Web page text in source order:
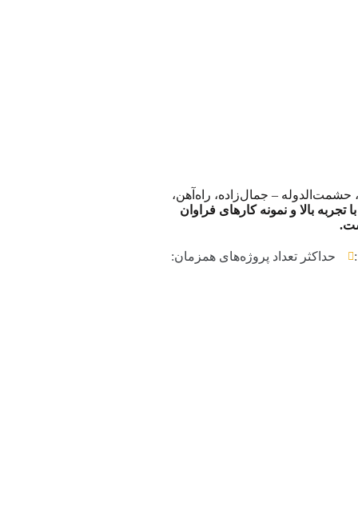
حشمت‌الدوله – جمال‌زاده، راه‌آهن،
تجربه بالا و نمونه کارهای فراوان
حداکثر تعداد پروژه‌های همزمان: